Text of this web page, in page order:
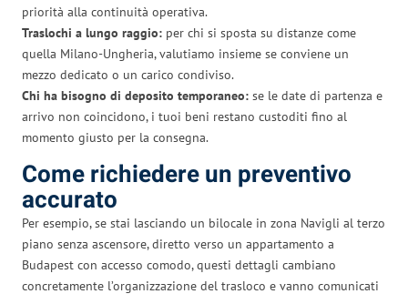
priorità alla continuità operativa.
Traslochi a lungo raggio: per chi si sposta su distanze come
quella Milano-Ungheria, valutiamo insieme se conviene un
mezzo dedicato o un carico condiviso.
Chi ha bisogno di deposito temporaneo: se le date di partenza e
arrivo non coincidono, i tuoi beni restano custoditi fino al
momento giusto per la consegna.
Come richiedere un preventivo
accurato
Per esempio, se stai lasciando un bilocale in zona Navigli al terzo
piano senza ascensore, diretto verso un appartamento a
Budapest con accesso comodo, questi dettagli cambiano
concretamente l’organizzazione del trasloco e vanno comunicati